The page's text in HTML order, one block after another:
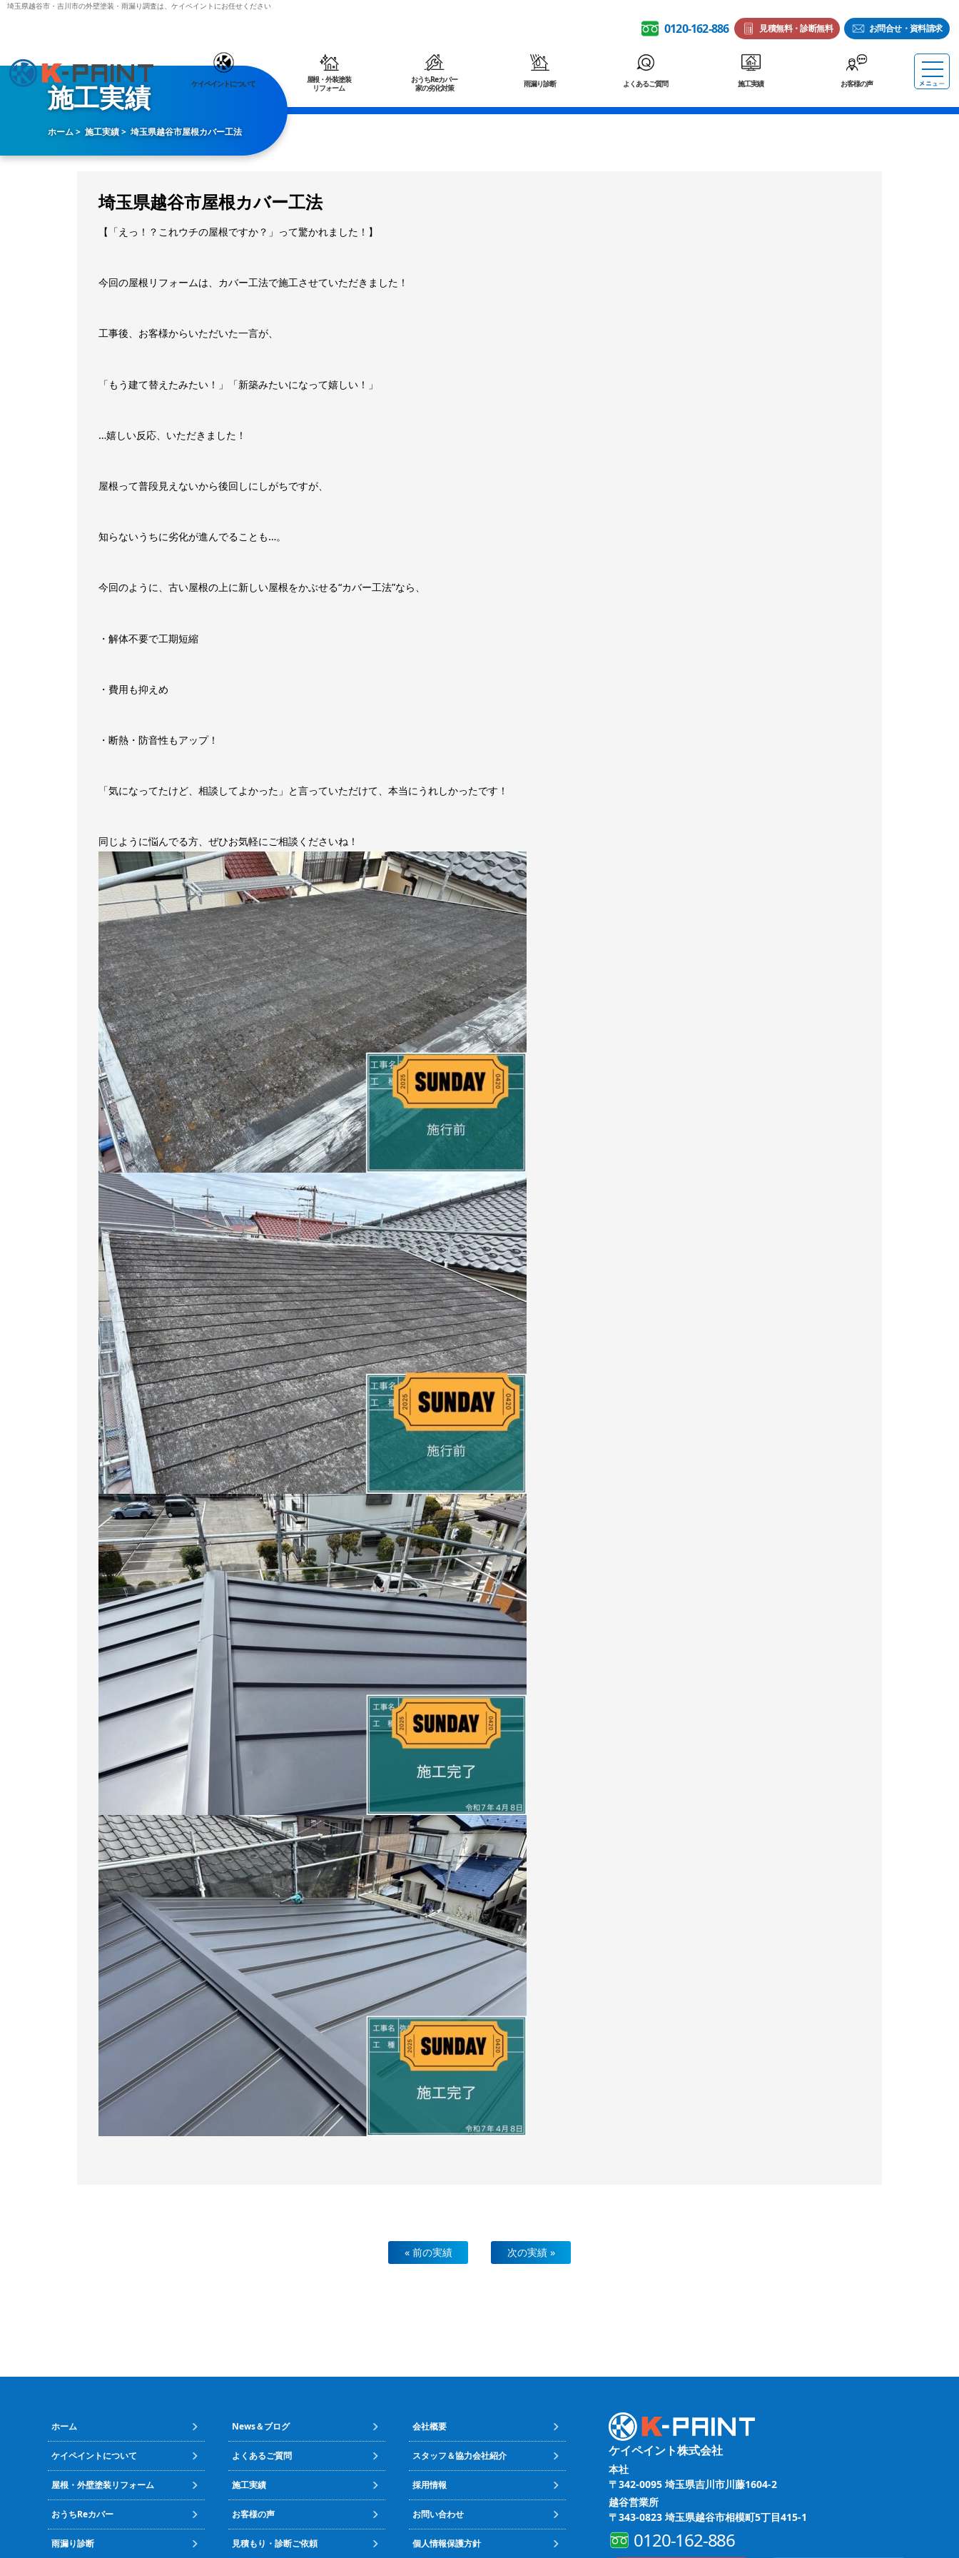
埼玉県越谷市・吉川市の外壁塗装・雨漏り調査は、ケイペイントにお任せください
ケイペイントについて
屋根・外装塗装
リフォーム
おうちReカバー
家の劣化対策
雨漏り診断 よくあるご質問 施工実績 お客様の声
施工実績
ホーム 施工実績 埼玉県越谷市屋根カバー工法
埼玉県越谷市屋根カバー工法
【「えっ！？これウチの屋根ですか？」って驚かれました！】
今回の屋根リフォームは、カバー工法で施工させていただきました！
工事後、お客様からいただいた一言が、
「もう建て替えたみたい！」「新築みたいになって嬉しい！」
…嬉しい反応、いただきました！
屋根って普段見えないから後回しにしがちですが、
知らないうちに劣化が進んでることも…。
今回のように、古い屋根の上に新しい屋根をかぶせる“カバー工法”なら、
・解体不要で工期短縮
・費用も抑えめ
・断熱・防音性もアップ！
「気になってたけど、相談してよかった」と言っていただけて、本当にうれしかったです！
同じように悩んでる方、ぜひお気軽にご相談くださいね！
« 前の実績 次の実績 »
0120-162-886 見積無料・診断無料 お問合せ・資料請求
ホーム
ケイペイントについて
屋根・外壁塗装リフォーム
おうちReカバー
雨漏り診断
News＆ブログ
よくあるご質問
施工実績
お客様の声
見積もり・診断ご依頼
会社概要
スタッフ＆協力会社紹介
採用情報
お問い合わせ
個人情報保護方針
ケイペイント株式会社
本社
〒342-0095 埼玉県吉川市川藤1604-2
越谷営業所
〒343-0823 埼玉県越谷市相模町5丁目415-1
0120-162-886